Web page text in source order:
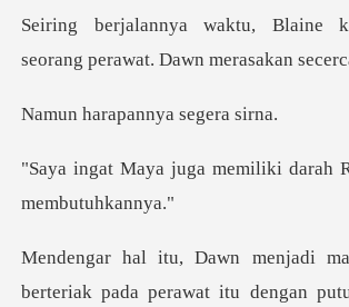
seorang perawat.
pannya seg
emiliki darah
dengan